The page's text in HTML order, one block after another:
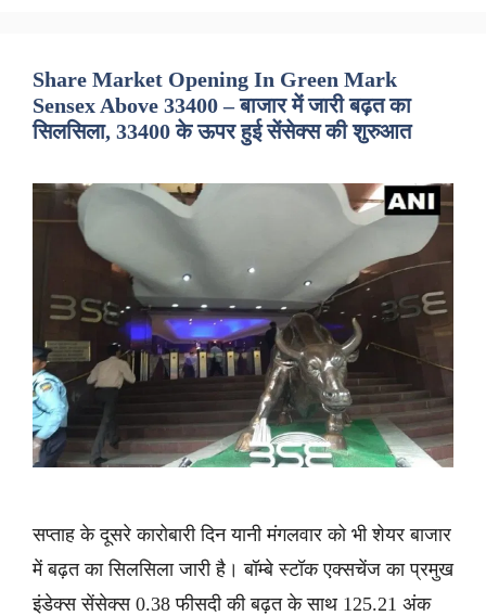
Share Market Opening In Green Mark
Sensex Above 33400 – बाजार में जारी बढ़त का
सिलसिला, 33400 के ऊपर हुई सेंसेक्स की शुरुआत
सप्ताह के दूसरे कारोबारी दिन यानी मंगलवार को भी शेयर बाजार
में बढ़त का सिलसिला जारी है। बॉम्बे स्टॉक एक्सचेंज का प्रमुख
इंडेक्स सेंसेक्स 0.38 फीसदी की बढ़त के साथ 125.21 अंक